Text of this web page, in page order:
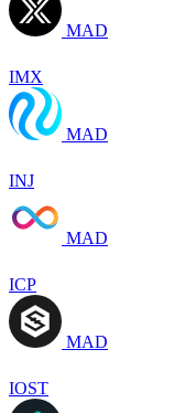
MAD
IMX
MAD
INJ
MAD
ICP
MAD
IOST